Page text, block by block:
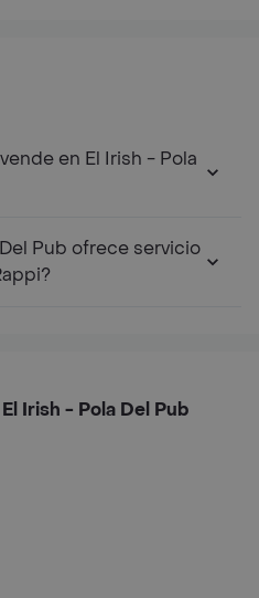
en El Irish - Pola
Pub ofrece servicio
Irish - Pola Del Pub